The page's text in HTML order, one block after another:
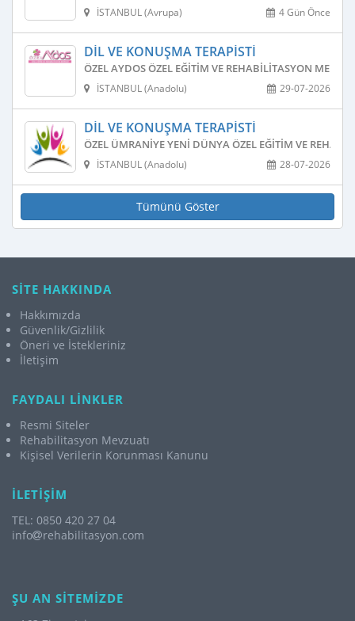
4 Gün Önce
İSTANBUL (Avrupa)
DIL VE KONUŞMA TERAPISTI
ÖZEL AYDOS ÖZEL EĞITIM VE REHABILITASYON
29-07-2026
İSTANBUL (Anadolu)
DIL VE KONUŞMA TERAPISTI
ÖZEL ÜMRANIYE YENI DÜNYA ÖZEL EĞITIM VE
28-07-2026
İSTANBUL (Anadolu)
Tümünü Göster
SİTE HAKKINDA
Hakkımızda
Güvenlik/Gizlilik
Öneri ve İstekleriniz
İletişim
FAYDALI LİNKLER
Resmi Siteler
Rehabilitasyon Mevzuatı
Kişisel Verilerin Korunması Kanunu
İLETİŞİM
TEL: 0850 420 27 04
info
rehabilitasyon.com
ŞU AN SİTEMİZDE